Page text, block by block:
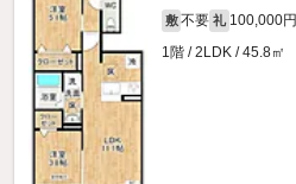
敷 不要 礼 100,000円
1階 / 2LDK / 45.8㎡